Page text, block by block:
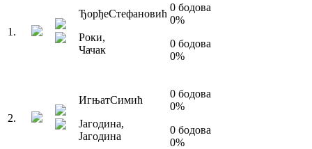
1 .
ЂорђеСтефановић
Роки,
Чачак
0 бодова
0%
0 бодова
0%
2.
ИгњатСимић
Јагодина,
Јагодина
0 бодова
0%
0 бодова
0%